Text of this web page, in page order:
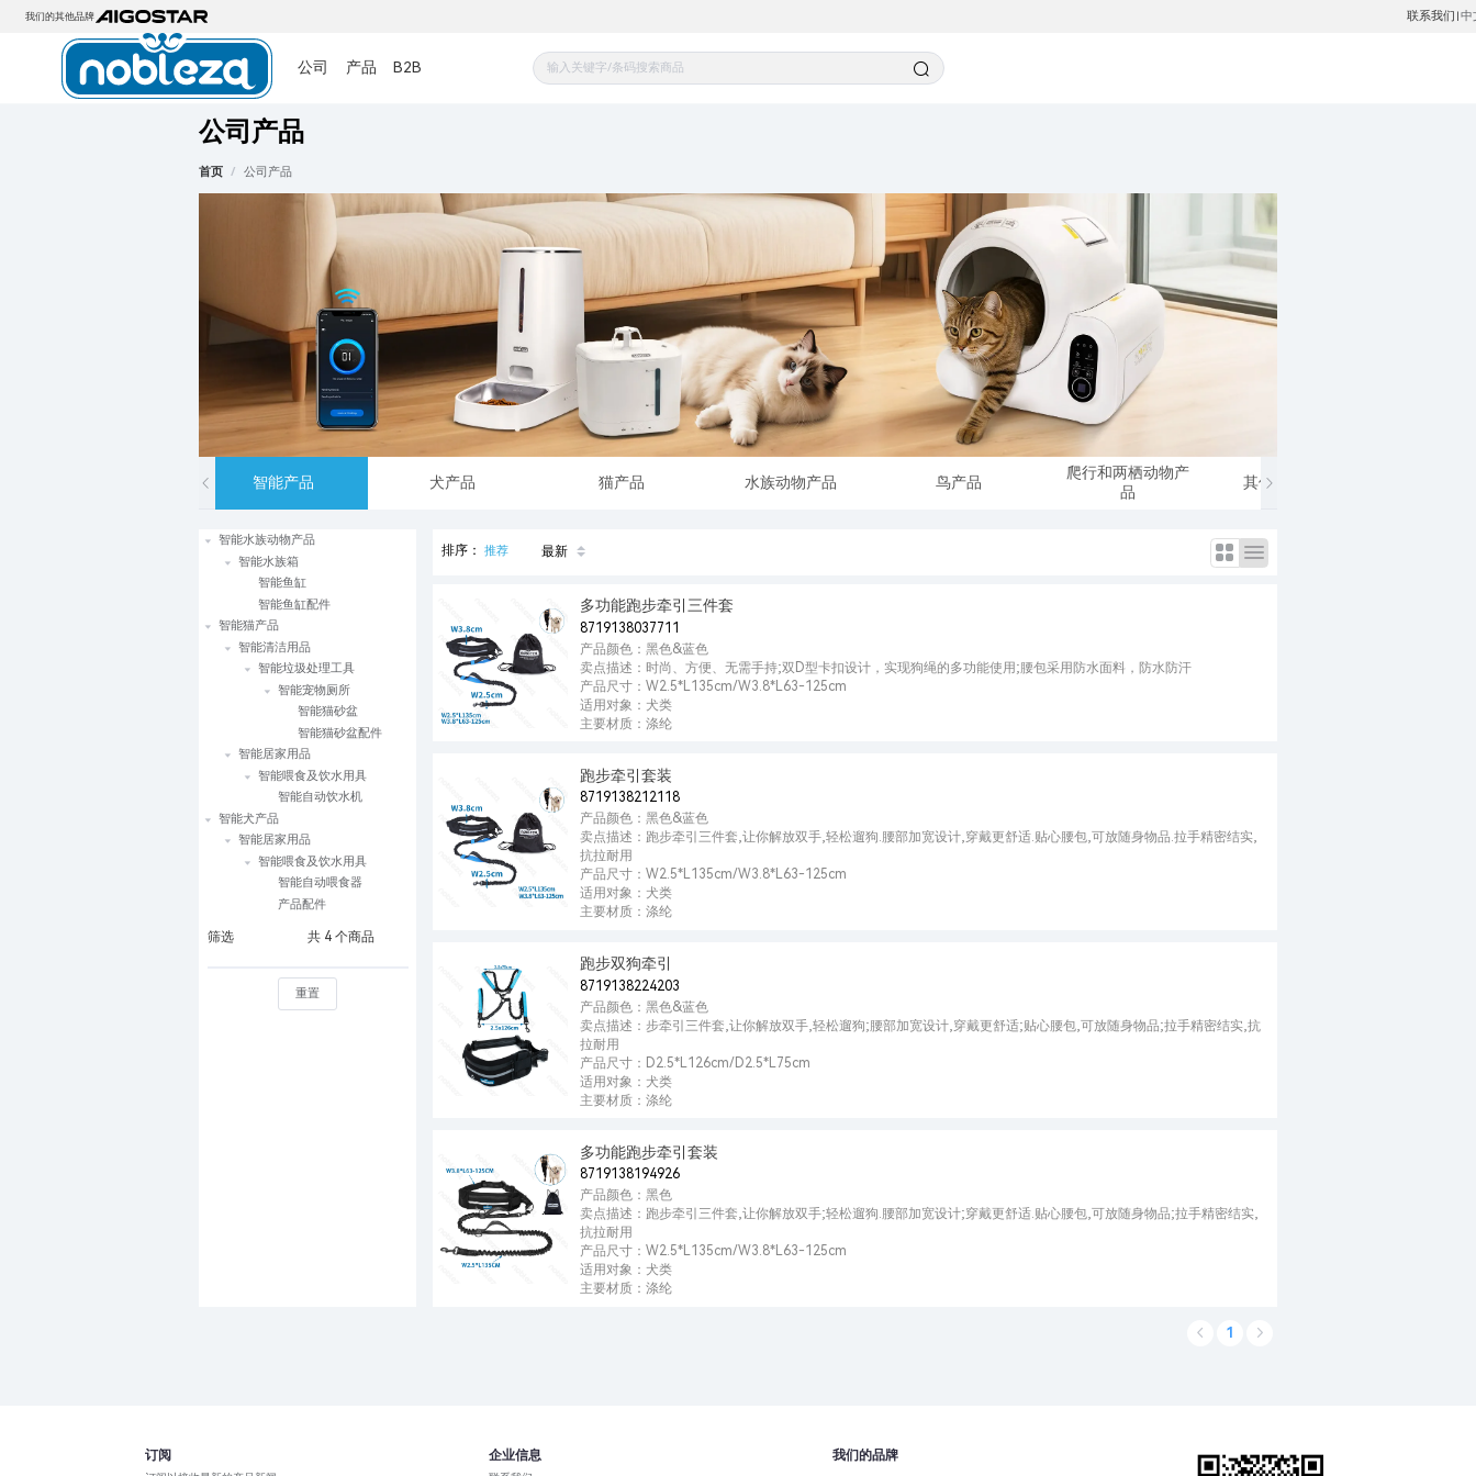
我们的其他品牌 联系我们 中
公司 产品 B2B
公司产品
首页 / 公司产品
智能产品 犬产品 猫产品 水族动物产品 鸟产品
爬行和两栖动物产
品
其他小动物产品
智能水族动物产品
智能水族箱
智能鱼缸
智能鱼缸配件
智能猫产品
智能清洁用品
智能垃圾处理工具
智能宠物厕所
智能猫砂盆
智能猫砂盆配件
智能居家用品
智能喂食及饮水用具
智能自动饮水机
智能犬产品
智能居家用品
智能喂食及饮水用具
智能自动喂食器
产品配件
筛选 共 4 个商品
重置
排序： 推荐 最新
多功能跑步牵引三件套
8719138037711
产品颜色：黑色&蓝色
卖点描述：时尚、方便、无需手持;双D型卡扣设计，实现狗绳的多功能使用;腰包采用防水面料，防水防汗
产品尺寸：W2.5*L135cm/W3.8*L63-125cm
适用对象：犬类
主要材质：涤纶
跑步牵引套装
8719138212118
产品颜色：黑色&蓝色
卖点描述：跑步牵引三件套,让你解放双手,轻松遛狗.腰部加宽设计,穿戴更舒适.贴心腰包,可放随身物品.拉手精密结实,
抗拉耐用
产品尺寸：W2.5*L135cm/W3.8*L63-125cm
适用对象：犬类
主要材质：涤纶
跑步双狗牵引
8719138224203
产品颜色：黑色&蓝色
卖点描述：步牵引三件套,让你解放双手,轻松遛狗;腰部加宽设计,穿戴更舒适;贴心腰包,可放随身物品;拉手精密结实,抗
拉耐用
产品尺寸：D2.5*L126cm/D2.5*L75cm
适用对象：犬类
主要材质：涤纶
多功能跑步牵引套装
8719138194926
产品颜色：黑色
卖点描述：跑步牵引三件套,让你解放双手;轻松遛狗.腰部加宽设计;穿戴更舒适.贴心腰包,可放随身物品;拉手精密结实,
抗拉耐用
产品尺寸：W2.5*L135cm/W3.8*L63-125cm
适用对象：犬类
主要材质：涤纶
1
订阅 企业信息 我们的品牌